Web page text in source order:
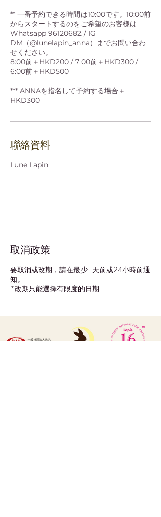
** 一番予約できる時間は10:00です。10:00前
からスタートするのをご希望のお客様は
Whatsapp 96120682 / IG
DM（@lunelapin_anna）までお問い合わ
せください。
8:00前＋HKD200 / 7:00前＋HKD300 /
6:00前＋HKD500
*** ANNAを指名して予約する場合＋
聯絡資料
Lune Lapin
取消政策
要取消或改期，請在最少1天前或24小時前通
知。
*改期只能選擇有限度的日期